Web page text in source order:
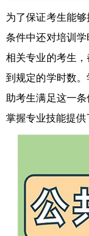
为了保证考生能
条件中还对培训
相关专业的考生
到规定的学时数
助考生满足这一条
掌握专业技能提供